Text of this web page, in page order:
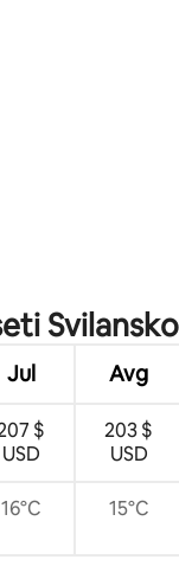
5, utisaka: 11
Jul Avg
$
USD
203 $
USD
16°C 15°C